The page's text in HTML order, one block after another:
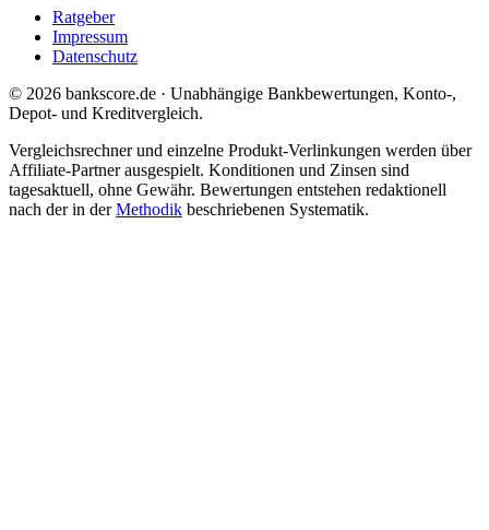
Ratgeber
Impressum
Datenschutz
© 2026 bankscore.de · Unabhängige Bankbewertungen, Konto-,
Depot- und Kreditvergleich.
Vergleichsrechner und einzelne Produkt-Verlinkungen werden über
Affiliate-Partner ausgespielt. Konditionen und Zinsen sind
tagesaktuell, ohne Gewähr. Bewertungen entstehen redaktionell
nach der in derMethodik beschriebenen Systematik.